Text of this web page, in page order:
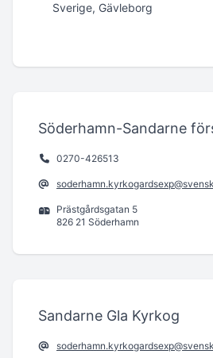
Sverige, Gävleborg
Söderhamn-Sandarne
0270-426513
Prästgårdsgatan 5
826 21 Söderhamn
Sandarne Gla Kyrkog